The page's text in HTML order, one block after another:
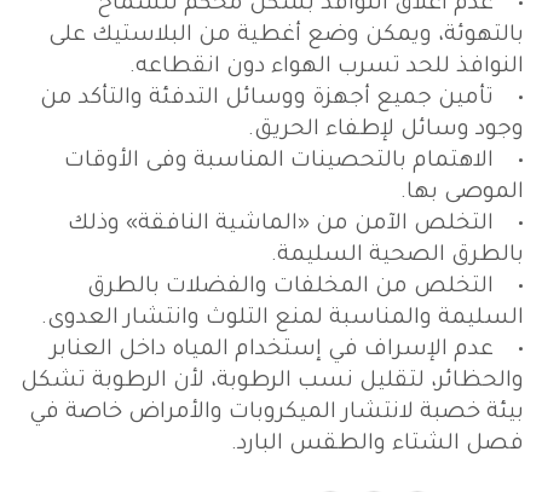
• عدم اغلاق النوافذ بشكل محكم للسماح
بالتهوئة، ويمكن وضع أغطية من البلاستيك على
النوافذ للحد تسرب الهواء دون انقطاعه.
• تأمين جميع أجهزة ووسائل التدفئة والتأكد من
وجود وسائل لإطفاء الحريق.
• الاهتمام بالتحصينات المناسبة وفى الأوقات
الموصى بها.
• التخلص الآمن من «الماشية النافقة» وذلك
بالطرق الصحية السليمة.
• التخلص من المخلفات والفضلات بالطرق
السليمة والمناسبة لمنع التلوث وانتشار العدوى.
• عدم الإسراف في إستخدام المياه داخل العنابر
والحظائر، لتقليل نسب الرطوبة، لأن الرطوبة تشكل
بيئة خصبة لانتشار الميكروبات والأمراض خاصة في
فصل الشتاء والطقس البارد.